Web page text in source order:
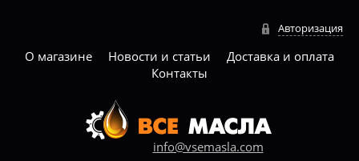
Авторизация
О магазине Новости и статьи
Доставка и оплата
Контакты
info@vsemasla.com